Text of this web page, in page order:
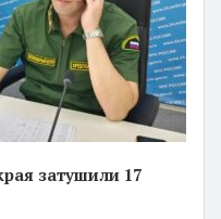
затушили 17